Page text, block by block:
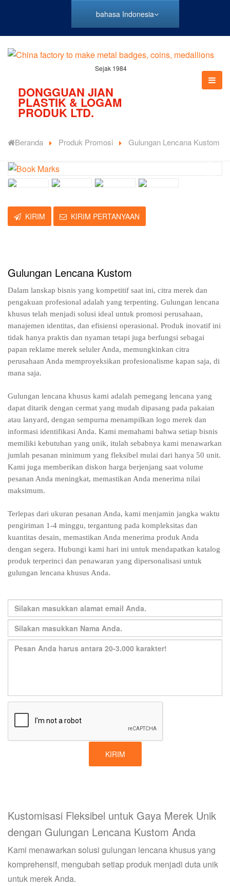
bahasa Indonesia
Sejak 1984
DONGGUAN JIAN
PLASTIK & LOGAM
PRODUK LTD.
Beranda Produk Promosi Gulungan Lencana Kustom
KIRIM KIRIM PERTANYAAN
Gulungan Lencana Kustom
Dalam lanskap bisnis yang kompetitif saat ini, citra merek dan
pengakuan profesional adalah yang terpenting. Gulungan lencana
khusus telah menjadi solusi ideal untuk promosi perusahaan,
manajemen identitas, dan efisiensi operasional. Produk inovatif ini
tidak hanya praktis dan nyaman tetapi juga berfungsi sebagai
papan reklame merek seluler Anda, memungkinkan citra
perusahaan Anda memproyeksikan profesionalisme kapan saja, di
mana saja.
Gulungan lencana khusus kami adalah pemegang lencana yang
dapat ditarik dengan cermat yang mudah dipasang pada pakaian
atau lanyard, dengan sempurna menampilkan logo merek dan
informasi identifikasi Anda. Kami memahami bahwa setiap bisnis
memiliki kebutuhan yang unik, itulah sebabnya kami menawarkan
jumlah pesanan minimum yang fleksibel mulai dari hanya 50 unit.
Kami juga memberikan diskon harga berjenjang saat volume
pesanan Anda meningkat, memastikan Anda menerima nilai
maksimum.
Terlepas dari ukuran pesanan Anda, kami menjamin jangka waktu
pengiriman 1-4 minggu, tergantung pada kompleksitas dan
kuantitas desain, memastikan Anda menerima produk Anda
dengan segera. Hubungi kami hari ini untuk mendapatkan katalog
produk terperinci dan penawaran yang dipersonalisasi untuk
gulungan lencana khusus Anda.
KIRIM
Kustomisasi Fleksibel untuk Gaya Merek Unik
dengan Gulungan Lencana Kustom Anda
Kami menawarkan solusi gulungan lencana khusus yang
komprehensif, mengubah setiap produk menjadi duta unik
untuk merek Anda.